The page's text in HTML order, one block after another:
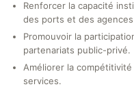
Renforcer la capacité
des ports et des
Promouvoir la
partenariats public-privé.
Améliorer la
services.